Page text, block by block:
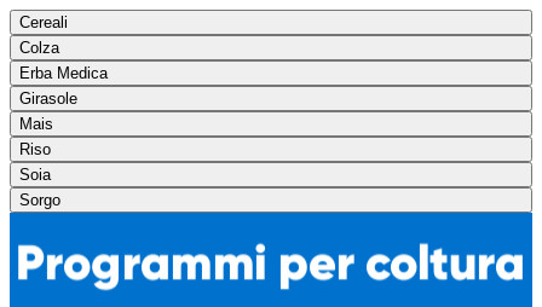
Cereali
Colza
Erba Medica
Girasole
Mais
Riso
Soia
Sorgo